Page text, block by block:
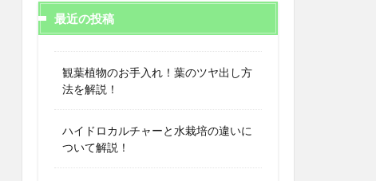
最近の投稿
観葉植物のお手入れ！葉のツヤ出し方
法を解説！
ハイドロカルチャーと水栽培の違いに
ついて解説！